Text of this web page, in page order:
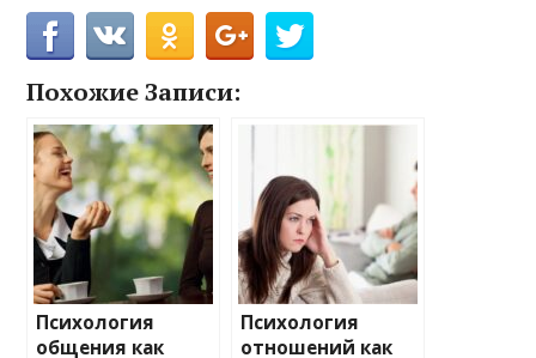
Похожие Записи:
Психология
общения как
Психология
отношений как